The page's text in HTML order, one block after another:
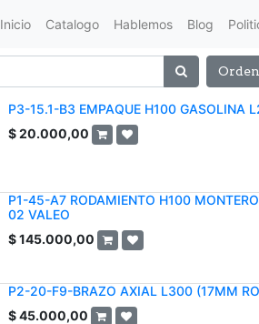
Inicio Catalogo Hablemos Blog
P3-15.1-B3 EMPAQUE H100 GASOLINA
$20.000,00
P1-45-A7 RODAMIENTO H100
02 VALEO
$145.000,00
P2-20-F9-BRAZO AXIAL L300 (17MM
$45.000,00